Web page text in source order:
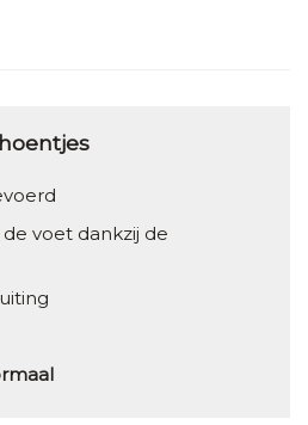
voet dankzij de